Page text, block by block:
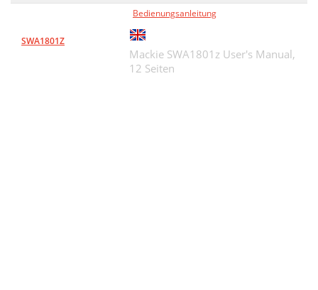
SWA1801Z
Bedienungsanleitung
Mackie SWA1801z User's Manual,
12 Seiten